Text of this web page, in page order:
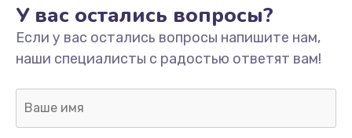
Не включается
1400 руб.
Заказать
800 руб.
У вас остались вопросы?
Если у вас остались вопросы напишите нам,
наши специалисты с радостью ответят вам!